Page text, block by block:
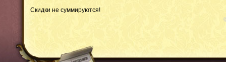
Скидки не суммируются!